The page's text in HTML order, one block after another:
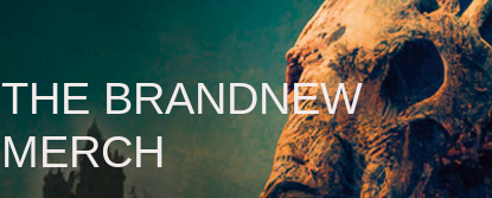
THE BRANDNEW
MERCH